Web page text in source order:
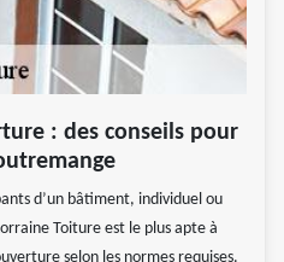
: des conseils pour
d’un bâtiment, individuel ou
Toiture est le plus apte à
selon les normes requises.